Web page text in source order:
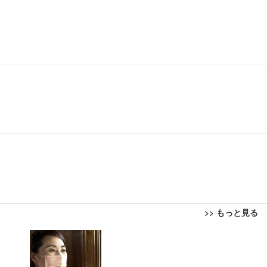
>> もっと見る
昇降 強化ナイロン樹脂ベース 通気性メッシュ 在宅ワーク H-WY01